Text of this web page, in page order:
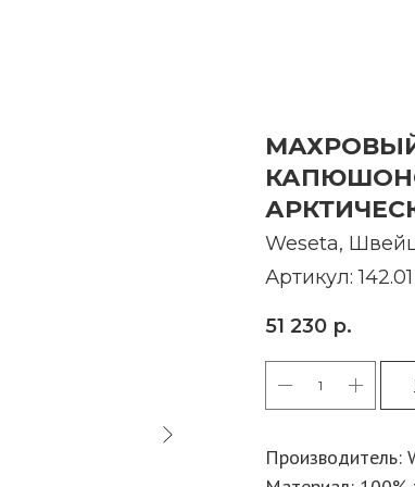
Weseta,
Артикул:142.01
51 230 р.
Производитель: